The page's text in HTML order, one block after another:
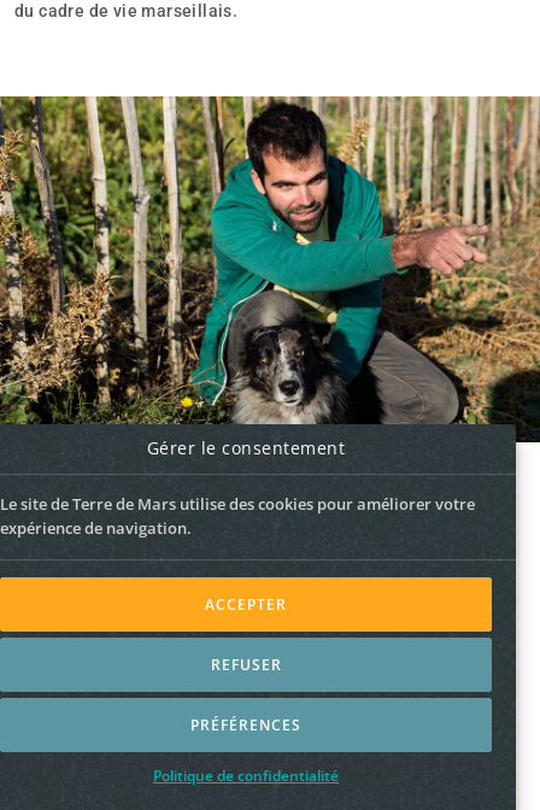
Gérer le consentement
Le site de Terre de Mars utilise des cookies pour améliorer votre
expérience de navigation.
ACCEPTER
REFUSER
PRÉFÉRENCES
Politique de confidentialité
du cadre de vie marseillais.
© 2026 Terre de Mars –Webdesign g981
Politique de confidfentialité–Mentions légales